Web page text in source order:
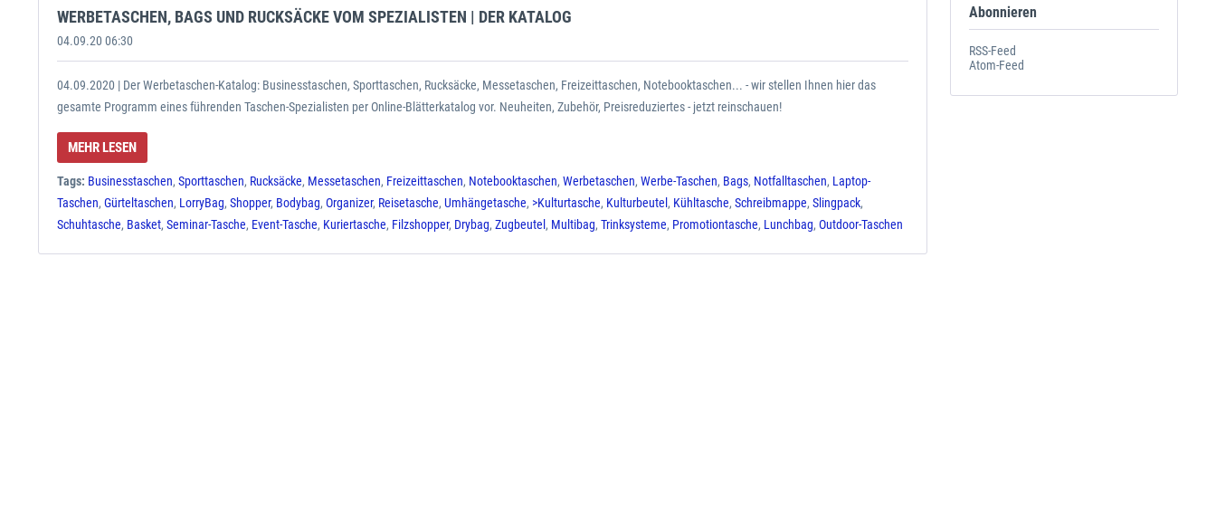
Abonnieren
RSS-Feed
Atom-Feed
WERBETASCHEN, BAGS UND RUCKSÄCKE VOM SPEZIALISTEN | DER KATALOG
04.09.20 06:30
04.09.2020 | Der Werbetaschen-Katalog: Businesstaschen, Sporttaschen, Rucksäcke, Messetaschen, Freizeittaschen, Notebooktaschen... - wir stellen Ihnen hier das
gesamte Programm eines führenden Taschen-Spezialisten per Online-Blätterkatalog vor. Neuheiten, Zubehör, Preisreduziertes - jetzt reinschauen!
MEHR LESEN
Tags: Businesstaschen, Sporttaschen, Rucksäcke, Messetaschen, Freizeittaschen, Notebooktaschen, Werbetaschen, Werbe-Taschen, Bags, Notfalltaschen, Laptop-
Taschen, Gürteltaschen, LorryBag, Shopper, Bodybag, Organizer, Reisetasche, Umhängetasche, >Kulturtasche, Kulturbeutel , Kühltasche, Schreibmappe, Slingpack,
Schuhtasche, Basket, Seminar-Tasche, Event-Tasche, Kuriertasche, Filzshopper, Drybag, Zugbeutel , Multibag, Trinksysteme, Promotiontasche, Lunchbag, Outdoor-Taschen